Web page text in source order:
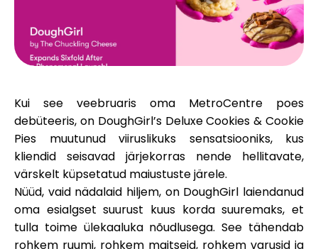
Kalkulaatorid
Blogi
Võta meiega ühendust
Kui see veebruaris oma MetroCentre poes
debüteeris, on DoughGirl’s Deluxe Cookies & Cookie
Pies muutunud viiruslikuks sensatsiooniks, kus
kliendid seisavad järjekorras nende hellitavate,
värskelt küpsetatud maiustuste järele.
Nüüd, vaid nädalaid hiljem, on DoughGirl laiendanud
oma esialgset suurust kuus korda suuremaks, et
tulla toime ülekaaluka nõudlusega. See tähendab
rohkem ruumi, rohkem maitseid, rohkem varusid ja